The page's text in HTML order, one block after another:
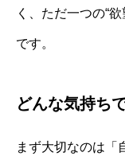
く、ただ一つの“
です。
どんな気持ち
まず大切なのは「